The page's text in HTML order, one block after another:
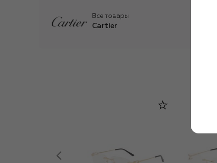
Все товары
Cartier